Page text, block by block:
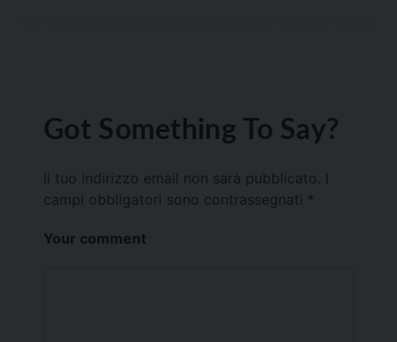
Got Something To Say?
Il tuo indirizzo email non sarà pubblicato.
campi obbligatori sono contrassegnati *
Your comment